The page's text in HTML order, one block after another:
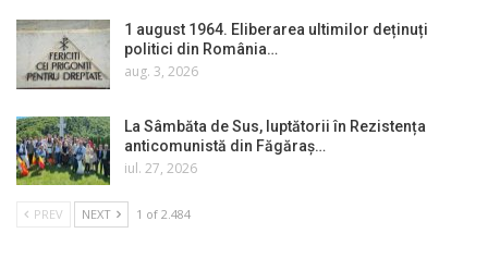
1 august 1964. Eliberarea ultimilor deținuți
politici din România…
aug. 3, 2026
La Sâmbăta de Sus, luptătorii în Rezistența
anticomunistă din Făgăraș…
iul. 27, 2026
PREV NEXT 1 of 2.484